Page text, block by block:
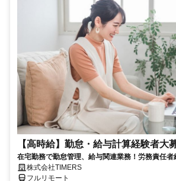
【高時給】勤怠・給与計算経験者大
在宅勤務で勤怠管理、給与関連業務！労務責任
稼ぎたい方、注目！
株式会社TIMERS
フルリモート